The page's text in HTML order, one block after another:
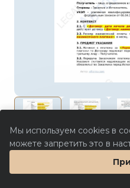
500 ₽
Мы используем cookies в
можете запретить это в